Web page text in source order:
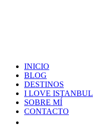
INICIO
BLOG
DESTINOS
I LOVE ISTANBUL
SOBRE MÍ
CONTACTO